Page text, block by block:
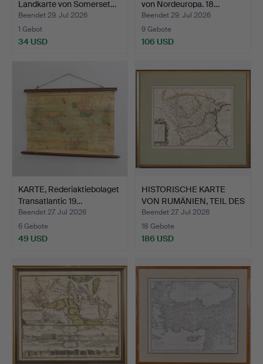
Landkarte von Somerset…
Beendet 29. Jul 2026
1 Gebot
34 USD
von Nordeuropa. 18…
Beendet 29. Jul 2026
9 Gebote
106 USD
KARTE, Rederiaktiebolaget
Transatlantic 19…
Beendet 27. Jul 2026
6 Gebote
49 USD
HISTORISCHE KARTE
VON RUMÄNIEN, TEIL DES
S…
Beendet 27. Jul 2026
18 Gebote
186 USD